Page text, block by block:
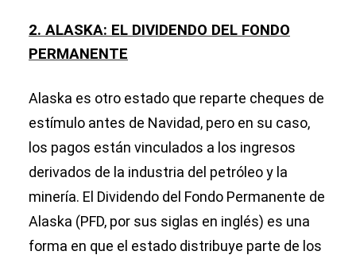
2. ALASKA: EL DIVIDENDO DEL FONDO
PERMANENTE
Alaska es otro estado que reparte cheques de
estímulo antes de Navidad, pero en su caso,
los pagos están vinculados a los ingresos
derivados de la industria del petróleo y la
minería. El Dividendo del Fondo Permanente de
Alaska (PFD, por sus siglas en inglés) es una
forma en que el estado distribuye parte de los